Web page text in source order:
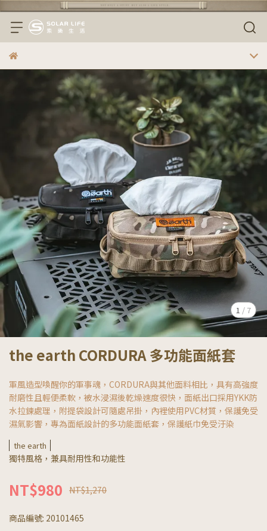
1 / 7
the earth CORDURA 多功能面紙套
軍風造型喚醒你的軍事魂，CORDURA與其他面料相比，具有高強度
耐磨性且輕便柔軟，被水浸濕後乾燥速度很快，面紙出口採用YKK防
水拉鍊處理，附提袋設計可隨處吊掛，內裡使用PVC材質，保護免受
濕氣影響，專為面紙設計的多功能面紙套，保護紙巾免受汙染
the earth
獨特風格，兼具耐用性和功能性
NT$980 NT$1,270
商品編號: 20101465